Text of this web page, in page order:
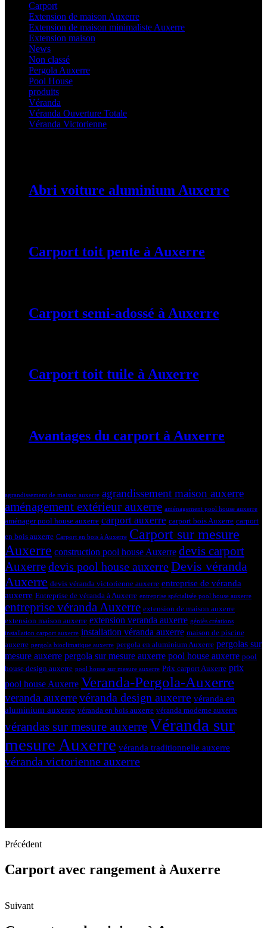
Carport
Extension de maison Auxerre
Extension de maison minimaliste Auxerre
Extension maison
News
Non classé
Pergola Auxerre
Pool House
produits
Véranda
Véranda Ouverture Totale
Véranda Victorienne
Abri voiture aluminium Auxerre
Carport toit pente à Auxerre
Carport semi-adossé à Auxerre
Carport toit tuile à Auxerre
Avantages du carport à Auxerre
agrandissement de maison auxerre agrandissement maison auxerre
aménagement extérieur auxerre aménagement pool house auxerre
aménager pool house auxerre carport auxerre carport bois Auxerre carport
en bois auxerre Carport en bois à Auxerre Carport sur mesure
Auxerre construction pool house Auxerre devis carport
Auxerredevis pool house auxerreDevis véranda
Auxerre devis véranda victorienne auxerre entreprise de véranda
auxerre Entreprise de véranda à Auxerre entreprise spécialisée pool house auxerre
entreprise véranda Auxerre extension de maison auxerre
extension maison auxerre extension veranda auxerre géniès créations
installation carport auxerre installation véranda auxerre maison de piscine
auxerre pergola bioclimatique auxerre pergola en aluminium Auxerre pergolas sur
mesure auxerre pergola sur mesure auxerre pool house auxerre pool
house design auxerre pool house sur mesure auxerre Prix carport Auxerre prix
pool house Auxerre Veranda-Pergola-Auxerre
veranda auxerrevéranda design auxerre véranda en
aluminium auxerre véranda en bois auxerre véranda moderne auxerre
vérandas sur mesure auxerreVéranda sur
mesure Auxerre véranda traditionnelle auxerre
véranda victorienne auxerre
Précédent
Carport avec rangement à Auxerre
Suivant